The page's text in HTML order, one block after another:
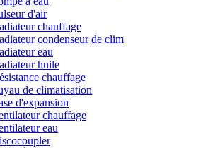
d'air
chauffage
condenseur de clim
eau
huile
chauffage
de climatisation
d'expansion
chauffage
eau